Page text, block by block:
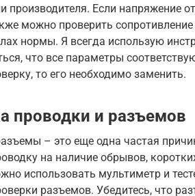
производителя. Если напряжение
можно проверить
нормы. Я всегда использую
что все параметры
то его необходимо заменить.
проводки и разъемов
– это еще одна частая
на наличие обрывов,
использовать мультиметр и
разъемов. Убедитесь, что